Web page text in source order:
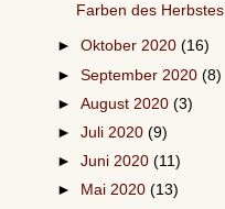
Farben des Herbstes
►Oktober 2020(16)
►September 2020(8)
►August 2020(3)
►Juli 2020(9)
►Juni 2020(11)
►
Mai 2020(13)